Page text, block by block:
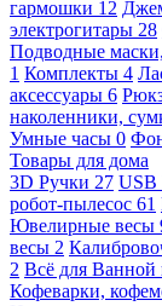
гармошки 12
электрогитары 28
Подводные
1 Комплекты 4
аксессуары 6
наколенники,
Умные часы 0
Товары для дома
3D Ручки 27 USB
робот-пылесос 61
Ювелирные весы
весы 2
2 Всё для Ванной
Кофеварки,